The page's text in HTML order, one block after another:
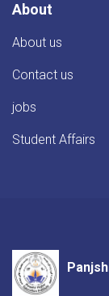
About
About us
Contact us
jobs
Student Affairs